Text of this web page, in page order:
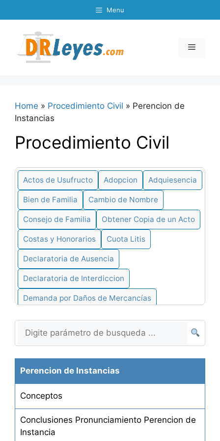
to
Menu
Menu
Home » Procedimiento Civil » Perencion de
Instancias
Procedimiento Civil
Actos de Usufructo Adopcion Adquiesencia
Bien de Familia Cambio de Nombre
Consejo de Familia Obtener Copia de un Acto
Costas y Honorarios Cuota Litis
Declaratoria de Ausencia
Declaratoria de Interdiccion
Demanda por Daños de Mercancías
Demanda en Cobro de Pesos
Denegacion de Actos
Desalojo de Alquiler por Falta de Pago
Desalojo de Alquileres
Desistimiento de Demandas
Desheredación de Hijos
Determinación de Herederos
Perencion de Instancias
Conceptos
Conclusiones Pronunciamiento Perencion de
Instancia